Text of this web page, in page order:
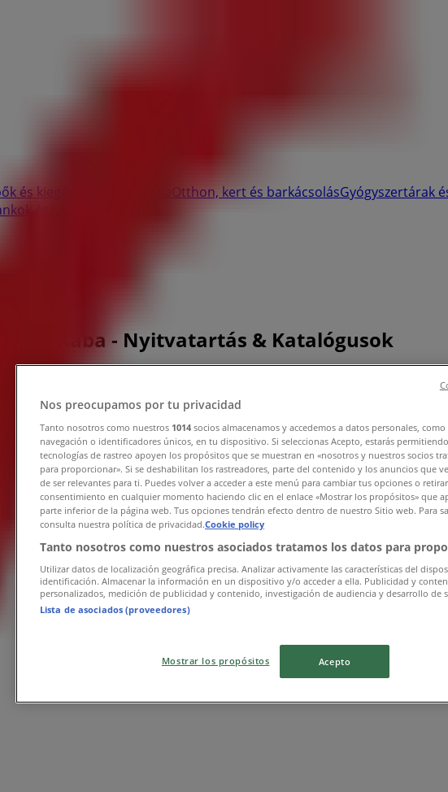
és kiegészítők Otthon, kert és barkácsolásGyógyszertárak
és szolgáltatások
2., Kaba - Nyitvatartás & Katalógusok
Nos preocupamos por tu privacidad
Tanto nosotros como nuestros 1014 socios almacenamos y accedemos a datos personales,
navegación o identificadores únicos, en tu dispositivo. Si seleccionas Acepto, estarás
tecnologías de rastreo apoyen los propósitos que se muestran en «nosotros y nuestros socios
para proporcionar». Si se deshabilitan los rastreadores, parte del contenido y los anuncios que
de ser relevantes para ti. Puedes volver a acceder a este menú para cambiar tus opciones o
consentimiento en cualquier momento haciendo clic en el enlace «Mostrar los propósitos» que
parte inferior de la página web. Tus opciones tendrán efecto dentro de nuestro Sitio web. Para
consulta nuestra política de privacidad.Cookie policy
Tanto nosotros como nuestros asociados tratamos los datos para
Utilizar datos de localización geográfica precisa. Analizar activamente las características del
identificación. Almacenar la información en un dispositivo y/o acceder a ella. Publicidad y
personalizados, medición de publicidad y contenido, investigación de audiencia y desarrollo de
Lista de asociados (proveedores)
Mostrar los propósitos Acepto